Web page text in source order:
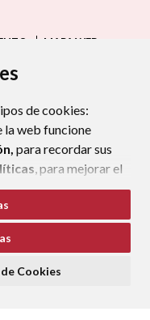
de cookies:
la web funcione
para recordar sus
, para mejorar el
todas”
el botón
técnicas
Cookies
MAPA WEB